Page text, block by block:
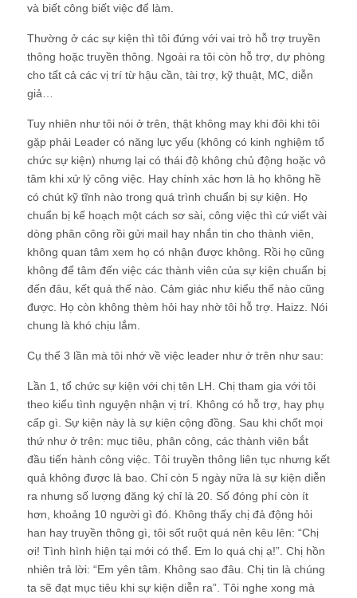
và biết công biết việc để làm.
Thường ở các sự kiện thì tôi đứng với vai trò hỗ trợ truyền
thông hoặc truyền thông. Ngoài ra tôi còn hỗ trợ, dự phòng
cho tất cả các vị trí từ hậu cần, tài trợ, kỹ thuật, MC, diễn
giả…
Tuy nhiên như tôi nói ở trên, thật không may khi đôi khi tôi
gặp phải Leader có năng lực yếu (không có kinh nghiệm tổ
chức sự kiện) nhưng lại có thái độ không chủ động hoặc vô
tâm khi xử lý công việc. Hay chính xác hơn là họ không hề
có chút kỹ tĩnh nào trong quá trình chuẩn bị sự kiện. Họ
chuẩn bị kế hoạch một cách sơ sài, công việc thì cứ viết vài
dòng phân công rồi gửi mail hay nhắn tin cho thành viên,
không quan tâm xem họ có nhận được không. Rồi họ cũng
không để tâm đến việc các thành viên của sự kiện chuẩn bị
đến đâu, kết quả thế nào. Cảm giác như kiểu thế nào cũng
được. Họ còn không thèm hỏi hay nhờ tôi hỗ trợ. Haizz. Nói
chung là khó chịu lắm.
Cụ thể 3 lần mà tôi nhớ về việc leader như ở trên như sau:
Lần 1, tổ chức sự kiện với chị tên LH. Chị tham gia với tôi
theo kiểu tình nguyện nhận vị trí. Không có hỗ trợ, hay phụ
cấp gì. Sự kiện này là sự kiện cộng đồng. Sau khi chốt mọi
thứ như ở trên: mục tiêu, phân công, các thành viên bắt
đầu tiến hành công việc. Tôi truyền thông liên tục nhưng kết
quả không được là bao. Chỉ còn 5 ngày nữa là sự kiện diễn
ra nhưng số lượng đăng ký chỉ là 20. Số đóng phí còn ít
hơn, khoảng 10 người gì đó. Không thấy chị đả động hỏi
han hay truyền thông gì, tôi sốt ruột quá nên kêu lên: “Chị
ơi! Tình hình hiện tại mới có thể. Em lo quá chị ạ!”. Chị hồn
nhiên trả lời: “Em yên tâm. Không sao đâu. Chị tin là chúng
ta sẽ đạt mục tiêu khi sự kiện diễn ra”. Tôi nghe xong mà